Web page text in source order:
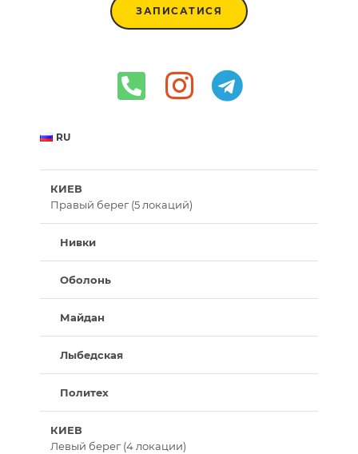
ЗАПИСАТИСЯ
RU
КИЕВ
Правый берег (5 локаций)
Нивки
Оболонь
Майдан
Лыбедская
Политех
КИЕВ
Левый берег (4 локации)